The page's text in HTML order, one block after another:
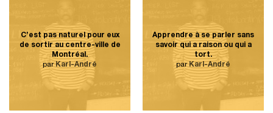
C’est pas naturel pour eux
de sortir au centre-ville de
Montréal.
parKarl-André
Apprendre à se parler sans
savoir qui a raison ou qui a
tort.
parKarl-André